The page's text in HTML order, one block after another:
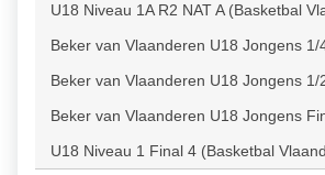
U18 Niveau 1A R2 NAT A (Basketbal
Beker van Vlaanderen U18 Jongens
Beker van Vlaanderen U18 Jongens
Beker van Vlaanderen U18 Jongens
U18 Niveau 1 Final 4 (Basketbal